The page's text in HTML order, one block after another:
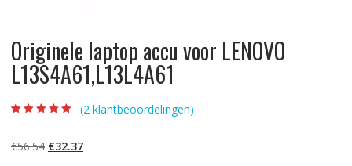
Originele laptop accu voor LENOVO
L13S4A61,L13L4A61
gebaseerd op
klantbeoordelin
(2 klantbeoordelingen)
€56.54 Oorspronkelijke
€32.37Huidige